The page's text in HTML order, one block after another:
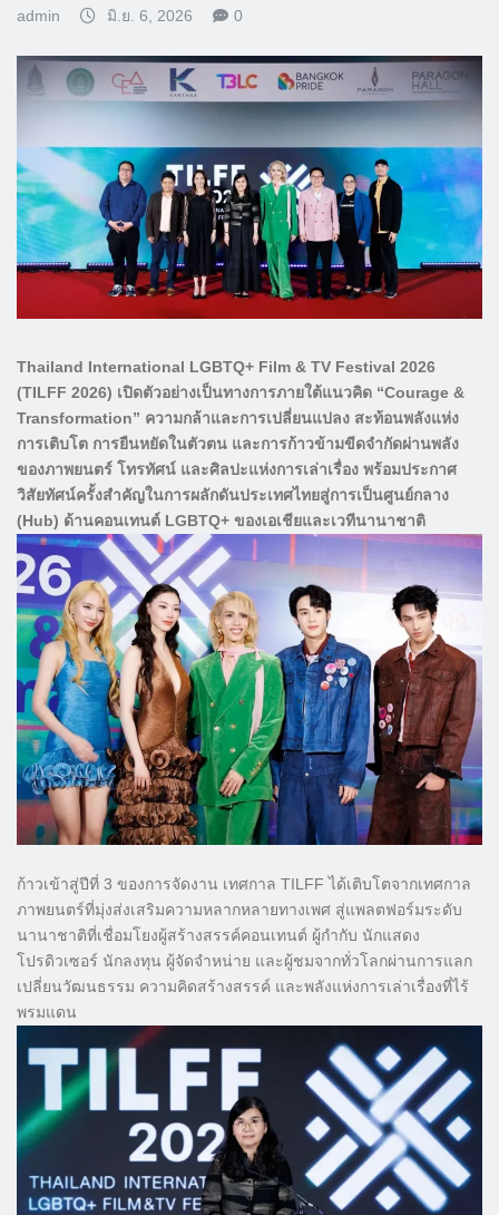
admin มิ.ย. 6, 2026 0
Thailand International LGBTQ+ Film & TV Festival 2026
(TILFF 2026) เปิดตัวอย่างเป็นทางการภายใต้แนวคิด “Courage &
Transformation” ความกล้าและการเปลี่ยนแปลง สะท้อนพลังแห่ง
การเติบโต การยืนหยัดในตัวตน และการก้าวข้ามขีดจำกัดผ่านพลัง
ของภาพยนตร์ โทรทัศน์ และศิลปะแห่งการเล่าเรื่อง พร้อมประกาศ
วิสัยทัศน์ครั้งสำคัญในการผลักดันประเทศไทยสู่การเป็นศูนย์กลาง
(Hub) ด้านคอนเทนต์ LGBTQ+ ของเอเชียและเวทีนานาชาติ
​ก้าวเข้าสู่ปีที่ 3 ของการจัดงาน เทศกาล TILFF ได้เติบโตจากเทศกาล
ภาพยนตร์ที่มุ่งส่งเสริมความหลากหลายทางเพศ สู่แพลตฟอร์มระดับ
นานาชาติที่เชื่อมโยงผู้สร้างสรรค์คอนเทนต์ ผู้กำกับ นักแสดง
โปรดิวเซอร์ นักลงทุน ผู้จัดจำหน่าย และผู้ชมจากทั่วโลกผ่านการแลก
เปลี่ยนวัฒนธรรม ความคิดสร้างสรรค์ และพลังแห่งการเล่าเรื่องที่ไร้
พรมแดน